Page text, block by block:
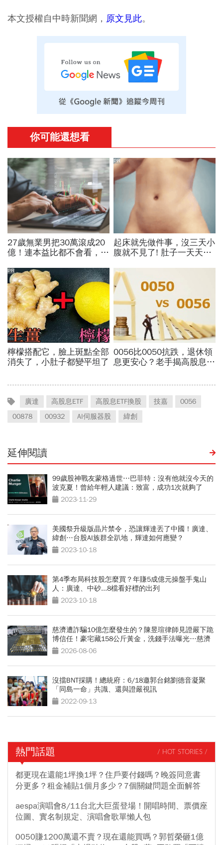
本文授權自中時新聞網， 原文見此。
廣達 高股息ETF 高股息ETF換股 技嘉
0056
00878
00932 AI伺服器股 緯創
延伸閱讀
99歲股神戰友蒙格過世⋯巴菲特：沒有他就沒今天的
波克夏！曾給年輕人建議：致富，成功1次就夠了
2023-11-29
美國祭升級版晶片禁令，恐讓輝達丟了中國！廣達、
緯創…台股AI族群全趴地，輝達如何應變？
2023-10-18
第4季布局科技股怎麼買？年賺5成億元操盤手鬼山
人：廣達、中砂...8檔看好標的出列
2023-10-18
慈濟遭詐騙10億怎麼發生的？陳昱瑄律師見證嚴下跪
博信任！豪宅藏158公斤黃金，洗錢手法曝光…慈濟
回應了
2026-08-06
沒擋BNT採購！總統府：6/18邀郭台銘劉德音凝聚
「同島一命」共識、還與證嚴視訊
2022-09-13
熱門話題 / HOT STORIES /
都更現在還能1坪換1坪？住戶要付錢嗎？晚簽同意書
分更多？租金補貼1個月多少？7個關鍵問題全面解答
aespa演唱會8/11台北大巨蛋登場！開唱時間、票價座
位圖、實名制規定、演唱會歌單懶人包
0050賺1200萬還不賣？現在還能買嗎？郭哲榮砸1億